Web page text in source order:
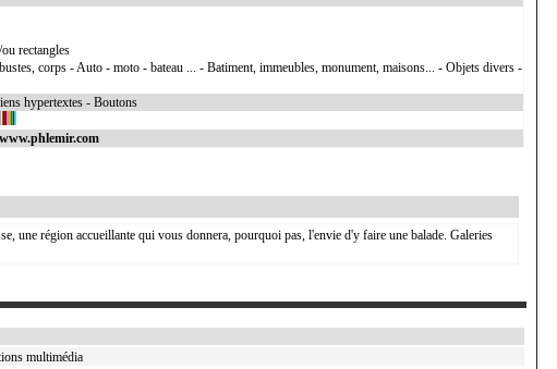
rectangles
corps - Auto - moto - bateau ... - Batiment, immeubles, monument, maisons... - Objets divers -
hypertextes - Boutons
une région accueillante qui vous donnera, pourquoi pas, l'envie d'y faire une balade. Galeries
multimédia